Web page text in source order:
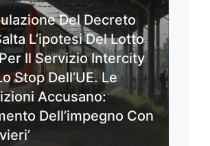
Del Decreto
L’ipotesi Del Lotto
Il Servizio Intercity
Stop Dell’UE. Le
Accusano:
Dell’impegno Con